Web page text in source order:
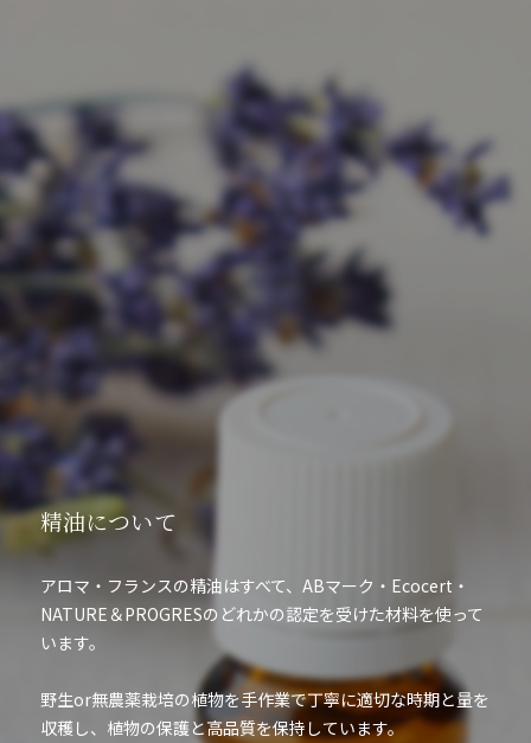
精油について
アロマ・フランスの精油はすべて、ABマーク・Ecocert・
NATURE＆PROGRESのどれかの認定を受けた材料を使って
います。
野生or無農薬栽培の植物を手作業で丁寧に適切な時期と量を
収穫し、植物の保護と高品質を保持しています。